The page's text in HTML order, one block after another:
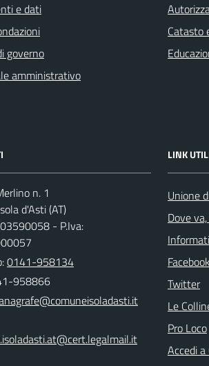
e dati
governo
amministrativo
Catasto
n. 1
d'Asti (AT)
- P.Iva:
0141-958134
958866
LINK
Unione
Dove
Facebook
Twitter
Le
Pro Loco
Accedi